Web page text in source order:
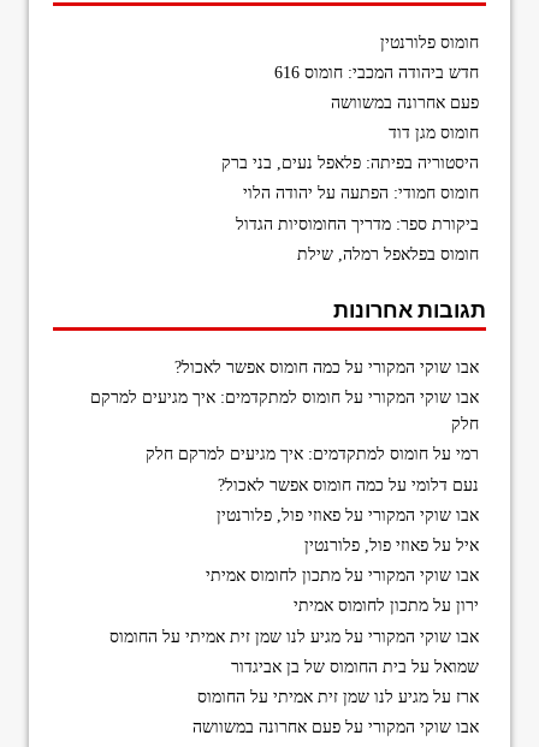
חומוס פלורנטין
חדש ביהודה המכבי: חומוס 616
פעם אחרונה במשוושה
חומוס מגן דוד
היסטוריה בפיתה: פלאפל נעים, בני ברק
חומוס חמודי: הפתעה על יהודה הלוי
ביקורת ספר: מדריך החומוסיות הגדול
חומוס בפלאפל רמלה, שילת
תגובות אחרונות
אבו שוקי המקורי על כמה חומוס אפשר לאכול?
אבו שוקי המקורי עלחומוס למתקדמים: איך מגיעים למרקם
חלק
רמי עלחומוס למתקדמים: איך מגיעים למרקם חלק
נעם דלומי על כמה חומוס אפשר לאכול?
אבו שוקי המקורי עלפאוזי פול, פלורנטין
איל עלפאוזי פול, פלורנטין
אבו שוקי המקורי עלמתכון לחומוס אמיתי
ירון עלמתכון לחומוס אמיתי
אבו שוקי המקורי עלמגיע לנו שמן זית אמיתי על החומוס
שמואל על בית החומוס של בן אביגדור
ארז עלמגיע לנו שמן זית אמיתי על החומוס
אבו שוקי המקורי עלפעם אחרונה במשוושה